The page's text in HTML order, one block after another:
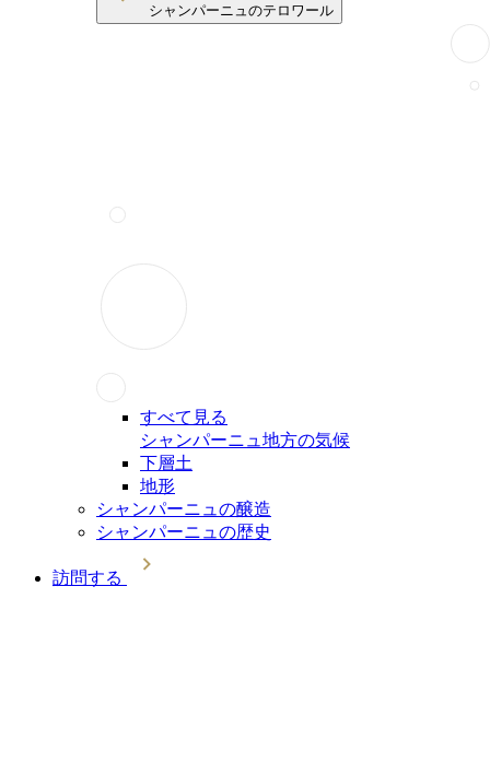
シャンパーニュのテロワール
すべて見る
シャンパーニュ地方の気候
下層土
地形
シャンパーニュの醸造
シャンパーニュの歴史
訪問する